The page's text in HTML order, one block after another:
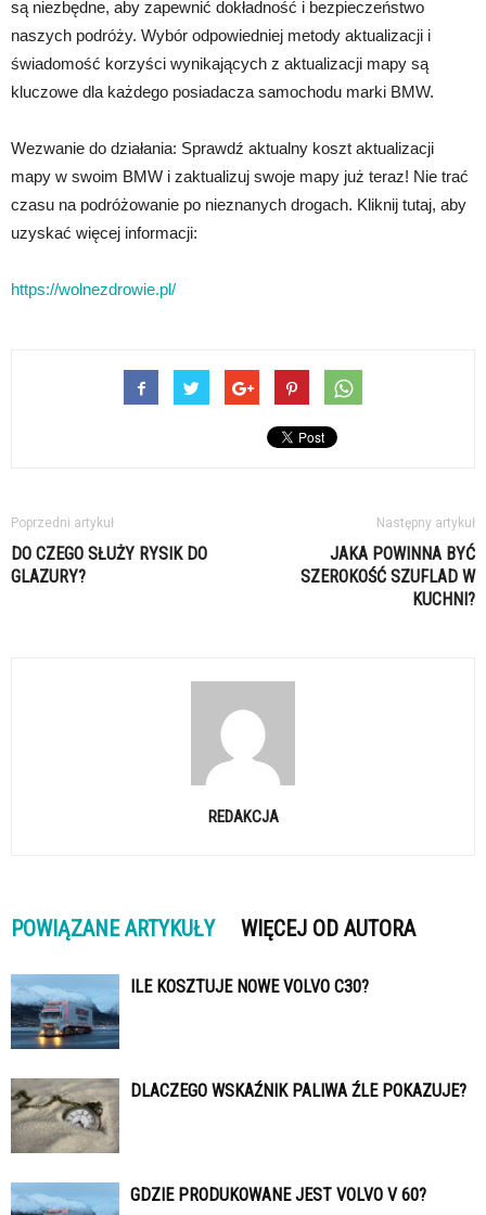
są niezbędne, aby zapewnić dokładność i bezpieczeństwo
naszych podróży. Wybór odpowiedniej metody aktualizacji i
świadomość korzyści wynikających z aktualizacji mapy są
kluczowe dla każdego posiadacza samochodu marki BMW.
Wezwanie do działania: Sprawdź aktualny koszt aktualizacji
mapy w swoim BMW i zaktualizuj swoje mapy już teraz! Nie trać
czasu na podróżowanie po nieznanych drogach. Kliknij tutaj, aby
uzyskać więcej informacji:
https://wolnezdrowie.pl/
Poprzedni artykuł
DO CZEGO SŁUŻY RYSIK DO
GLAZURY?
Następny artykuł
JAKA POWINNA BYĆ
SZEROKOŚĆ SZUFLAD W
KUCHNI?
REDAKCJA
POWIĄZANE ARTYKUŁY WIĘCEJ OD AUTORA
ILE KOSZTUJE NOWE VOLVO C30?
DLACZEGO WSKAŹNIK PALIWA ŹLE POKAZUJE?
GDZIE PRODUKOWANE JEST VOLVO V 60?